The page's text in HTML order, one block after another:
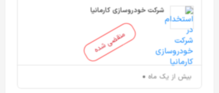
منقضی شده
شرکت خودروسازی کارمانیا
بیش از یک ماه